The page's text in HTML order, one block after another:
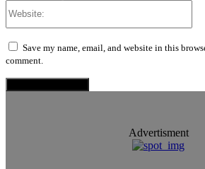
Save my name, email, and website in this
comment.
Advertisment